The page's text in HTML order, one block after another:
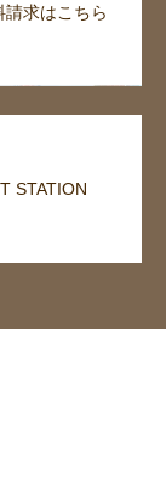
請求はこちら
STATION